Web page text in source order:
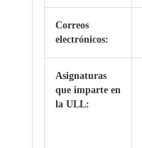
Correos
electrónicos:
Asignaturas
que imparte en
la ULL: